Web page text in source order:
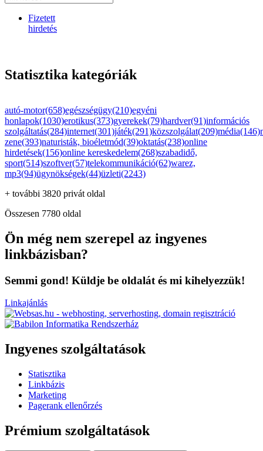
Fizetett
hirdetés
Statisztika kategóriák
autó-motor(658)egészségügy(210)egyéni
honlapok(1030)erotikus(373)gyerekek(79)hardver(91)információs
szolgáltatás(284)internet(301)játék(291)közszolgálat(209)média(146)
zene(393)naturisták, bioéletmód(39)oktatás(238)online
hirdetések(156)online kereskedelem(268)szabadidő,
sport(514)szoftver(57)telekommunikáció(62)warez,
mp3(94)ügynökségek(44)üzleti(2243)
+ további 3820 privát oldal
Összesen 7780 oldal
Ön még nem szerepel az ingyenes
linkbázisban?
Semmi gond! Küldje be oldalát és mi kihelyezzük!
Linkajánlás
Ingyenes szolgáltatások
Statisztika
Linkbázis
Marketing
Pagerank ellenőrzés
Prémium szolgáltatások